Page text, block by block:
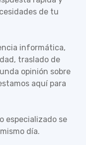
de tu
informática,
traslado de
opinión sobre
aquí para
especializado se
día.